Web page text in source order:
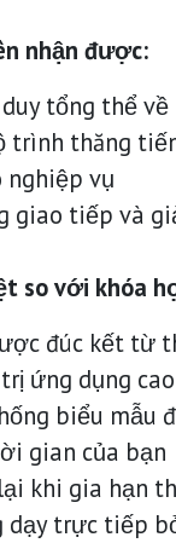
nhận được:
tổng thể
trình thăng
nghiệp vụ
giao tiếp và
so với khóa
đúc kết từ
ứng dụng cao
biểu mẫu
gian của bạn
khi gia hạn
dạy trực tiếp